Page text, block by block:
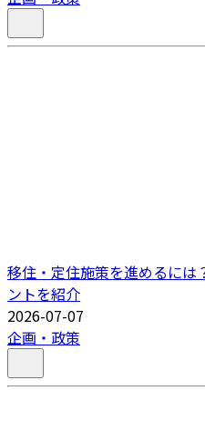
移住・定住施策を進めるには
ントを紹介
2026-07-07
企画・政策